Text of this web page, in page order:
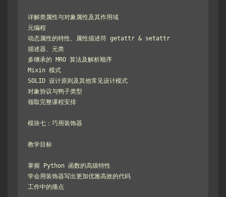
详解类属性与对象属性及其作用域
元编程
动态属性的特性、属性描述符 getattr & setattr
描述器、元类
多继承的 MRO 算法及解析顺序
Mixin 模式
SOLID 设计原则及其他常见设计模式
对象协议与鸭子类型
领取完整课程安排
模块七：巧用装饰器
教学目标
掌握 Python 函数的高级特性
学会用装饰器写出更加优雅高效的代码
工作中的痛点